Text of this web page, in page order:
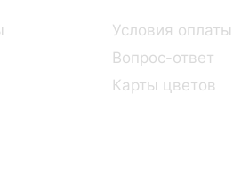
Условия оплаты
Вопрос-ответ
Карты цветов